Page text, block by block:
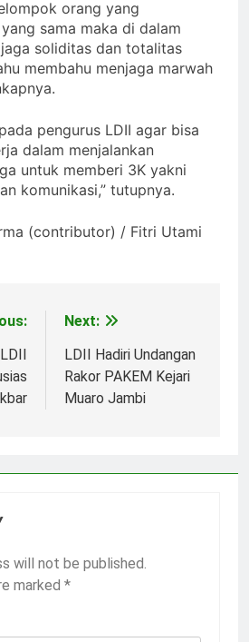
orang yang
sama maka di dalam
soliditas dan totalitas
membahu menjaga marwah
pengurus LDII agar bisa
dalam menjalankan
untuk memberi 3K yakni
komunikasi,” tutupnya.
(contributor) / Fitri Utami
Next:
LDII Hadiri Undangan
Rakor PAKEM Kejari
Muaro Jambi
will not be published.
marked *